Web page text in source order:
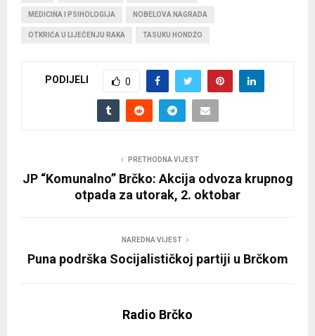
MEDICINA I PSIHOLOGIJA NOBELOVA NAGRADA
OTKRIĆA U LIJEČENJU RAKA TASUKU HONDŽO
PODIJELI 0
PRETHODNA VIJEST
JP “Komunalno” Brčko: Akcija odvoza krupnog
otpada za utorak, 2. oktobar
NAREDNA VIJEST
Puna podrška Socijalističkoj partiji u Brčkom
Radio Brčko